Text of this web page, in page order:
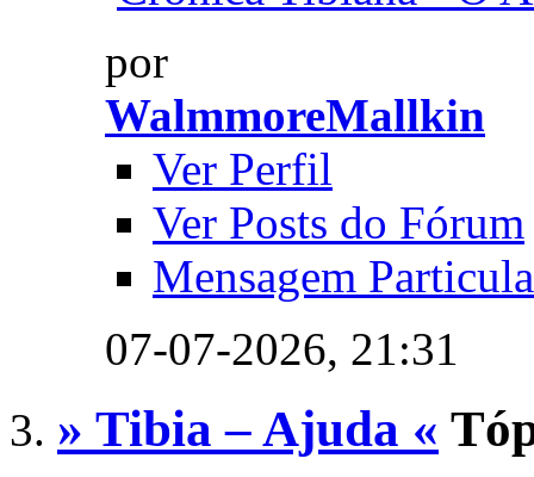
por
WalmmoreMallkin
Ver Perfil
Ver Posts do Fórum
Mensagem
07-07-2026, 21:31
» Tibia – Ajuda «